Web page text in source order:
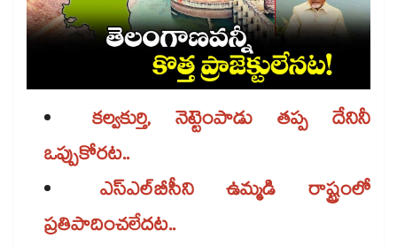
కల్వకుర్తి, నెట్టెంపాడు తప్ప దేనినీ
ఒప్పుకోరట..
ఎస్​ఎల్​బీసీని ఉమ్మడి రాష్ట్రంలో
ప్రతిపాదించలేదట..